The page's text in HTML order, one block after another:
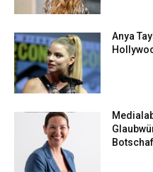
Anya